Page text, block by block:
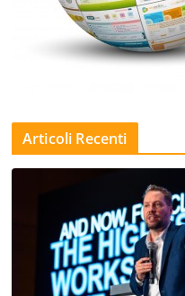
Articoli Recenti